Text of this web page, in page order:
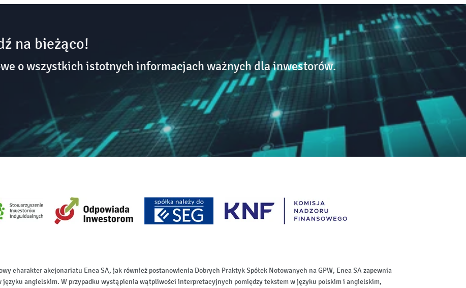
na bieżąco!
o wszystkich istotnych informacjach ważnych dla inwestorów.
charakter akcjonariatu Enea SA, jak również postanowienia Dobrych Praktyk Spółek Notowanych na GPW, Enea SA zapewnia
angielskim. W przypadku wystąpienia wątpliwości interpretacyjnych pomiędzy tekstem w języku polskim i angielskim,